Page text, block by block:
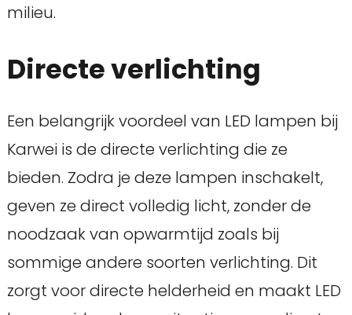
milieu.
Directe verlichting
Een belangrijk voordeel van LED lampen bij
Karwei is de directe verlichting die ze
bieden. Zodra je deze lampen inschakelt,
geven ze direct volledig licht, zonder de
noodzaak van opwarmtijd zoals bij
sommige andere soorten verlichting. Dit
zorgt voor directe helderheid en maakt LED